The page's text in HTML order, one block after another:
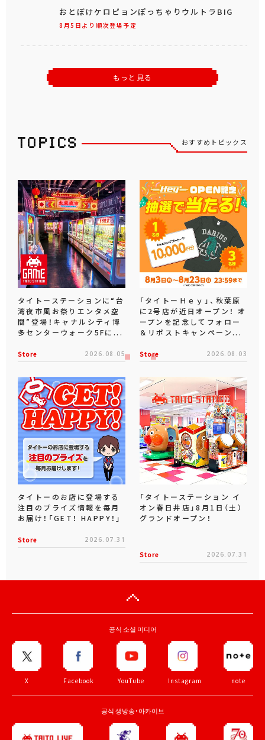
8月5日より順次登場予定
おとぼけケロピョンぽっちゃりウルトラBIG
もっと見る
おすすめトピックス
タイトーステーションに“台
湾夜市風お祭りエンタメ空
間”登場！キャナルシティ博
多センターウォーク5Fに...
Store 2026.08.05
「タイトーＨｅｙ」、秋葉原
に2号店が近日オープン！ オ
ープンを記念してフォロー
＆リポストキャンペーン...
Store 2026.08.03
タイトーのお店に登場する
注目のプライズ情報を毎月
お届け！「GET！ HAPPY！」
Store 2026.07.31
「タイトーステーション イ
オン春日井店」8月1日（土）
グランドオープン！
Store 2026.07.31
공식 소셜 미디어
X Facebook YouTube Instagram note
공식 생방송・아카이브